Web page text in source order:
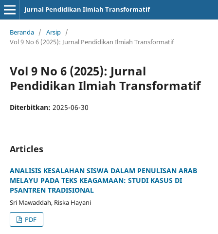
Jurnal Pendidikan Ilmiah Transformatif
Beranda / Arsip /
Vol 9 No 6 (2025): Jurnal Pendidikan Ilmiah Transformatif
Vol 9 No 6 (2025): Jurnal
Pendidikan Ilmiah Transformatif
Diterbitkan: 2025-06-30
Articles
ANALISIS KESALAHAN SISWA DALAM PENULISAN ARAB
MELAYU PADA TEKS KEAGAMAAN: STUDI KASUS DI
PSANTREN TRADISIONAL
Sri Mawaddah, Riska Hayani
PDF